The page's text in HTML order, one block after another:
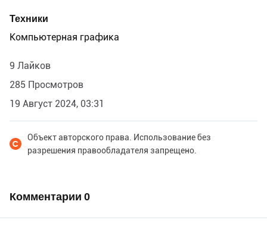
Техники
Компьютерная графика
9 Лайков
285 Просмотров
19 Август 2024, 03:31
Объект авторского права. Использование без
разрешения правообладателя запрещено.
Комментарии 0